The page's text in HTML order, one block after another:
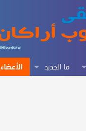
ما الجديد الأعضاء